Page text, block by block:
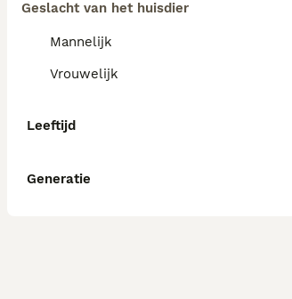
Geslacht van het huisdier
Mannelijk
Vrouwelijk
Leeftijd
Generatie